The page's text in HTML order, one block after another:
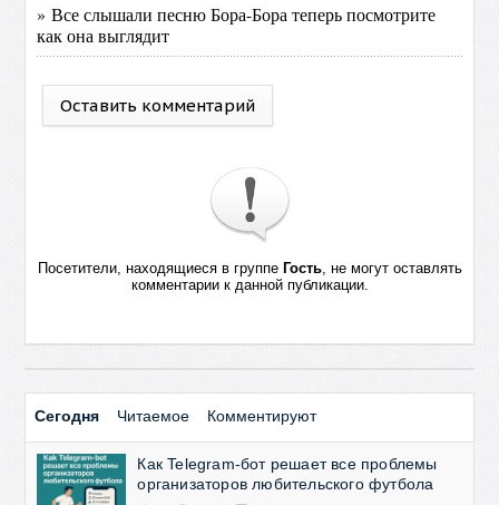
» Все слышали песню Бора-Бора теперь посмотрите
как она выглядит
Оставить комментарий
Посетители, находящиеся в группе Гость, не могут оставлять
комментарии к данной публикации.
Сегодня Читаемое Комментируют
Как Telegram-бот решает все проблемы
организаторов любительского футбола